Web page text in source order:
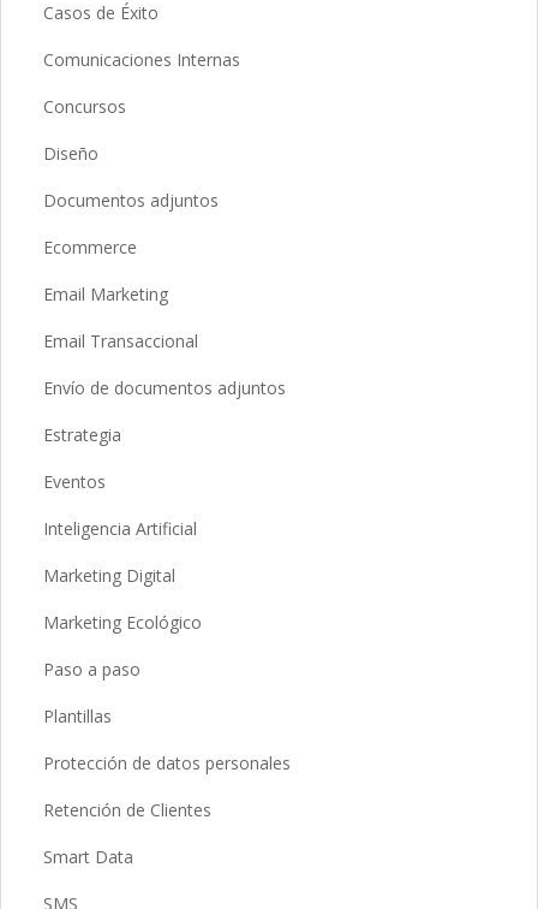
Casos de Éxito
Comunicaciones Internas
Concursos
Diseño
Documentos adjuntos
Ecommerce
Email Marketing
Email Transaccional
Envío de documentos adjuntos
Estrategia
Eventos
Inteligencia Artificial
Marketing Digital
Marketing Ecológico
Paso a paso
Plantillas
Protección de datos personales
Retención de Clientes
Smart Data
SMS